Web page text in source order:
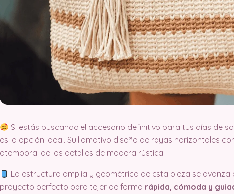
Si estás buscando el accesorio definitivo para tus días de
es la opción ideal. Su llamativo diseño de rayas horizontales
atemporal de los detalles de madera rústica.
La estructura amplia y geométrica de esta pieza se
proyecto perfecto para tejer de forma rápida, cómoda y